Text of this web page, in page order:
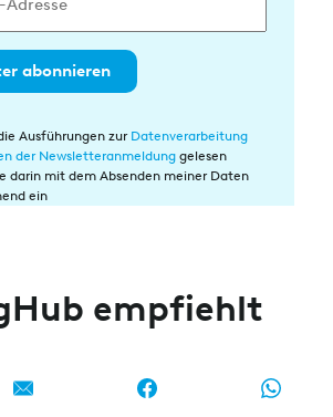
abonnieren
Ausführungen zur Datenverarbeitung
der Newsletteranmeldung gelesen
darin mit dem Absenden meiner Daten
ein
empfiehlt